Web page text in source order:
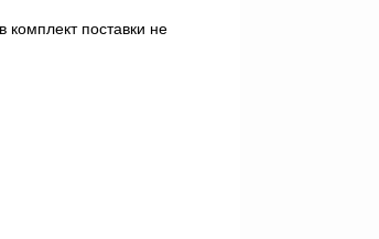
комплект поставки не